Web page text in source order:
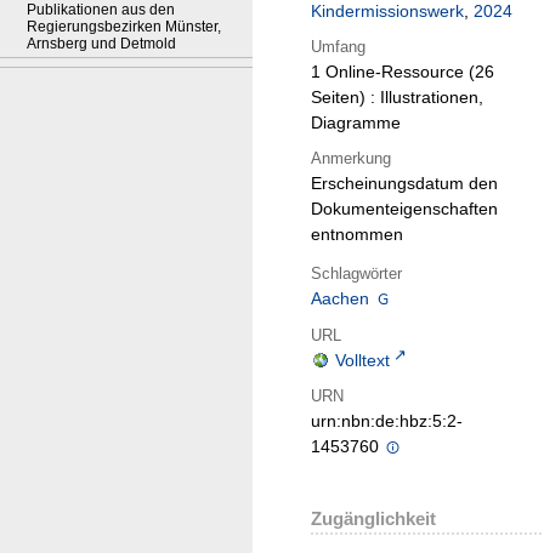
Publikationen aus den
Regierungsbezirken Münster,
Arnsberg und Detmold
Kindermissionswerk, 2024
Umfang
1 Online-Ressource (26
Seiten) : Illustrationen,
Diagramme
Anmerkung
Erscheinungsdatum den
Dokumenteigenschaften
entnommen
Schlagwörter
Aachen
URL
Volltext
URN
urn:nbn:de:hbz:5:2-
1453760
Zugänglichkeit